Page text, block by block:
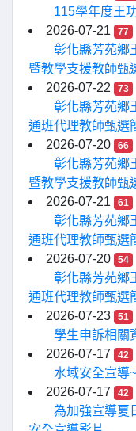
115學年度王
2026-07-21
77
彰化縣芳苑鄉
暨教學支援教師甄
2026-07-22
73
彰化縣芳苑鄉
通班代理教師甄選
2026-07-20
66
彰化縣芳苑鄉
暨教學支援教師甄
2026-07-21
61
彰化縣芳苑鄉
通班代理教師甄選
2026-07-20
54
彰化縣芳苑鄉
通班代理教師甄選
2026-07-23
51
學生申訴相關
2026-07-17
42
水域安全宣導
2026-07-17
42
為加強宣導夏